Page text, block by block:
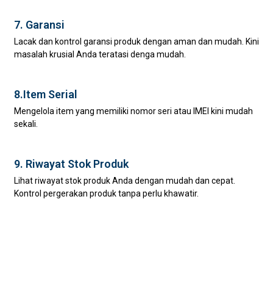
7. Garansi
Lacak dan kontrol garansi produk dengan aman dan mudah. Kini
masalah krusial Anda teratasi denga mudah.
8.Item Serial
Mengelola item yang memiliki nomor seri atau IMEI kini mudah
sekali.
9. Riwayat Stok Produk
Lihat riwayat stok produk Anda dengan mudah dan cepat.
Kontrol pergerakan produk tanpa perlu khawatir.